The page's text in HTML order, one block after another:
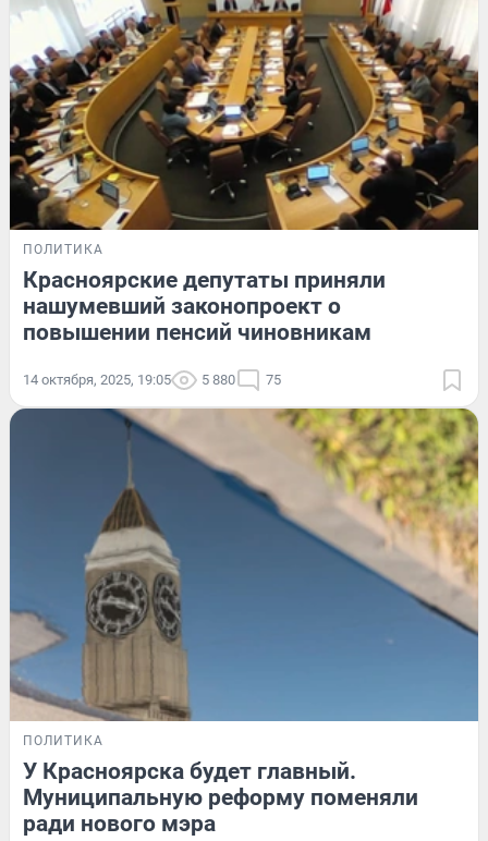
ПОЛИТИКА
Красноярские депутаты приняли
нашумевший законопроект о
повышении пенсий чиновникам
14 октября, 2025, 19:05 5 880 75
ПОЛИТИКА
У Красноярска будет главный.
Муниципальную реформу поменяли
ради нового мэра